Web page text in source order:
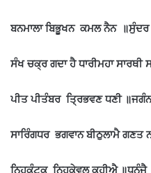
ਬਨਮਾਲਾ ਬਿਭੂਖਨ ਕਮਲ ਨੈਨ
ਸੰਖ ਚਕ੍ਰ ਗਦਾ ਹੈ ਧਾਰੀਮਹਾ ਸਾਰਥੀ
ਪੀਤ ਪੀਤੰਬਰ ਤ੍ਰਿਭਵਣ ਧਣੀ
ਸਾਰਿੰਗਧਰ ਭਗਵਾਨ ਬੀਠੁਲਾਮੈ ਗਣਤ
ਨਿਹਕੰਟਕੁ ਨਿਹਕੇਵਲੁ ਕਹੀਐ ॥ਧਨੰਜੈ